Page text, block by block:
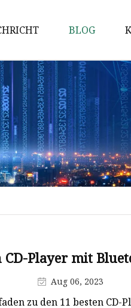
BLOG
CD-Player mit
Aug 06, 2023
zu den 11 besten CD-